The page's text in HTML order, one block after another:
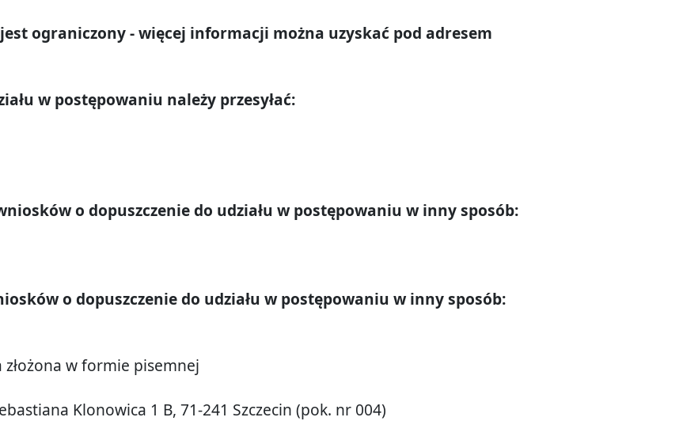
ograniczony - więcej informacji można uzyskać pod adresem
w postępowaniu należy przesyłać:
o dopuszczenie do udziału w postępowaniu w inny sposób:
o dopuszczenie do udziału w postępowaniu w inny sposób:
w formie pisemnej
Klonowica 1 B, 71-241 Szczecin (pok. nr 004)